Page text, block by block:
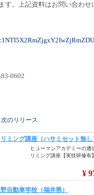
。上記資料はお問い合わせ
0602
次のリリース